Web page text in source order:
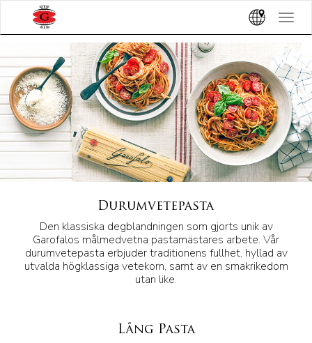
Toggle
Durumvetepasta
Den klassiska degblandningen som gjorts unik av
Garofalos målmedvetna pastamästares arbete. Vår
durumvetepasta erbjuder traditionens fullhet, hyllad av
utvalda högklassiga vetekorn, samt av en smakrikedom
utan like.
Lång Pasta